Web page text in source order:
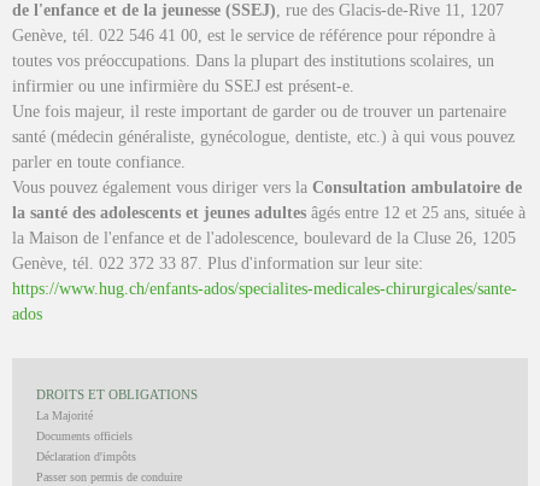
de l'enfance et de la jeunesse (SSEJ), rue des Glacis-de-Rive 11, 1207
Genève, tél. 022 546 41 00, est le service de référence pour répondre à
toutes vos préoccupations. Dans la plupart des institutions scolaires, un
infirmier ou une infirmière du SSEJ est présent-e.
Une fois majeur, il reste important de garder ou de trouver un partenaire
santé (médecin généraliste, gynécologue, dentiste, etc.) à qui vous pouvez
parler en toute confiance.
Vous pouvez également vous diriger vers la Consultation ambulatoire de
la santé des adolescents et jeunes adultes âgés entre 12 et 25 ans, située à
la Maison de l'enfance et de l'adolescence, boulevard de la Cluse 26, 1205
Genève, tél. 022 372 33 87. Plus d'information sur leur site:
https://www.hug.ch/enfants-ados/specialites-medicales-chirurgicales/sante-
ados
DROITS ET OBLIGATIONS
La Majorité
Documents officiels
Déclaration d'impôts
Passer son permis de conduire